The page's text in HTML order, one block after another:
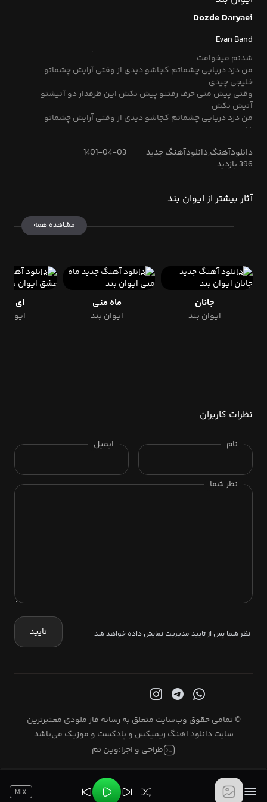
Dozde Daryaei
Evan Band
هر نفس نفس نفس که میزنم میخوامت اگه صد تیکه بشه جون
و تنم میخوامت
شدنم میخوامت
من دزد دریایی چشماتم کجاشو دیدی از وقتی آرایش چشماتو
خلیجی چیدی
وقتی پیش منی حرف رفتنو پیش نکش این طرفدار دو آتیشتو
آتیش نکش
من دزد دریایی چشماتم کجاشو دیدی از وقتی آرایش چشماتو
خلیجی چیدی
آتیش نکش
من دزد دریایی چشماتم کجاشو دیدی از وقتی آرایش چشماتو
آتیش نکش
دانلودآهنگ,دانلودآهنگ جدید
1401-04-03
396 بازدید
آثار بیشتر از ایوان بند
مشاهده همه
جانان
ایوان بند
ماه منی
ایوان بند
ای
ایوان
نظرات کاربران
نام ایمیل
نظر شما
نظر شما پس از تایید مدیریت نمایش داده خواهد شد تایید
© تمامی حقوق وب‌سایت متعلق به رسانه فاز ملودی معتبرترین
سایت دانلود اهنگ ریمیکس و پادکست و موزیک می‌باشد
طراحی و اجرا:وین تم
MIX